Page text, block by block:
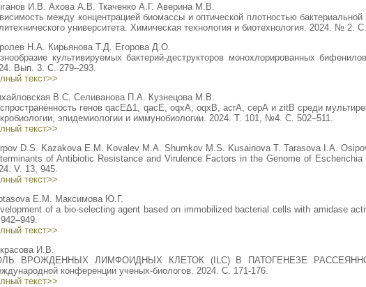
И.В. Ахова А.В. Ткаченко А.Г. Аверина М.В.
между концентрацией биомассы и оптической плотностью
университета. Химическая технология и биотехнология. 2024. № 2. С.
Н.А. Кирьянова Т.Д. Егорова Д.О.
культивируемых бактерий-деструкторов монохлорированных
Вып. 3. С. 279–293.
текст>>
В.С. Селиванова П.А. Кузнецова М.В.
генов qacEΔ1, qacE, oqxA, oqxB, acrA, cepA и zitB среди
эпидемиологии и иммунобиологии. 2024. Т. 101, №4. С. 502–511.
текст>>
D.S. Kazakova E.M. Kovalev M.A. Shumkov M.S. Kusainova T. Tarasova I.A.
of Antibiotic Resistance and Virulence Factors in the Genome of
V. 13, 945.
текст>>
E.M. Максимова Ю.Г.
of a bio-selecting agent based on immobilized bacterial cells with amidase
текст>>
И.В.
ВРОЖДЕННЫХ ЛИМФОИДНЫХ КЛЕТОК (ILC) В ПАТОГЕНЕЗЕ РАССЕЯННОГО
конференции ученых-биологов. 2024. С. 171-176.
текст>>